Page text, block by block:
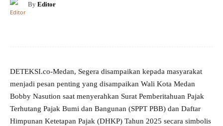
By Editor
DETEKSI.co-Medan, Segera disampaikan kepada masyarakat
menjadi pesan penting yang disampaikan Wali Kota Medan
Bobby Nasution saat menyerahkan Surat Pemberitahuan Pajak
Terhutang Pajak Bumi dan Bangunan (SPPT PBB) dan Daftar
Himpunan Ketetapan Pajak (DHKP) Tahun 2025 secara simbolis